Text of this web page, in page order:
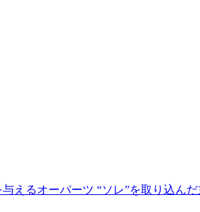
るオーパーツ “ソレ”を取り込ん